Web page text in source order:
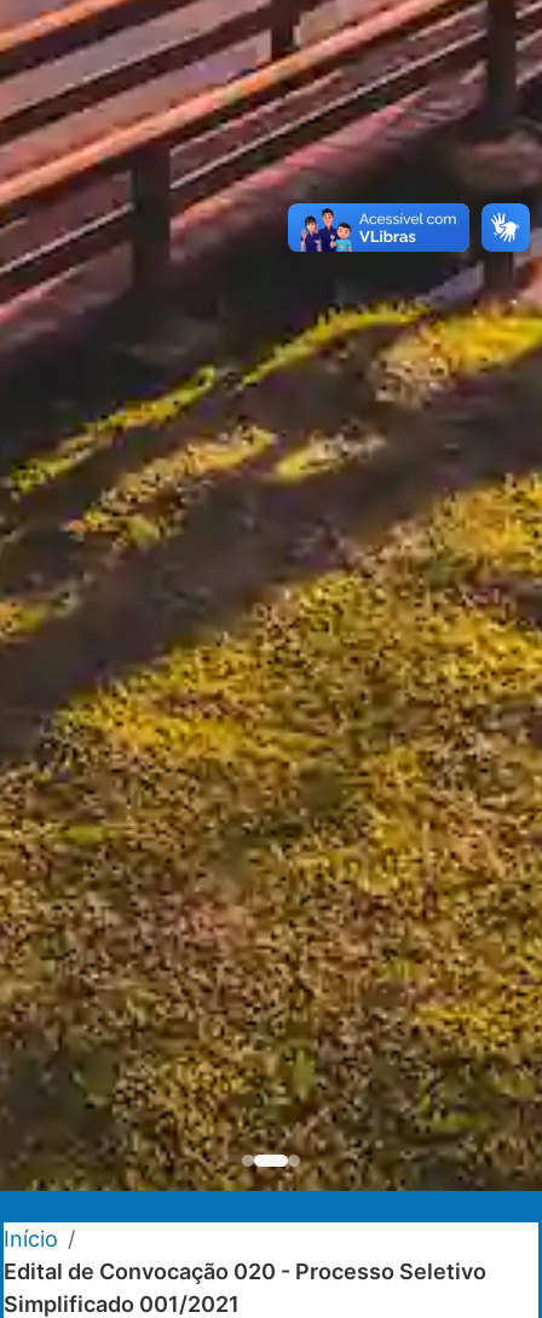
Início /
Edital de Convocação 020 - Processo Seletivo
Simplificado 001/2021